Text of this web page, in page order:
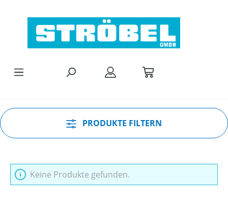
PRODUKTE FILTERN
Keine Produkte gefunden.